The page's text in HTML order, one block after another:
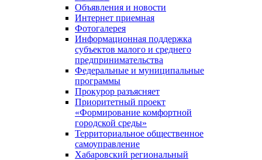
Объявления и новости
Интернет приемная
Фотогалерея
Информационная поддержка
субъектов малого и среднего
предпринимательства
Федеральные и муниципальные
программы
Прокурор разъясняет
Приоритетный проект
«Формирование комфортной
городской среды»
Территориальное общественное
самоуправление
Хабаровский региональный